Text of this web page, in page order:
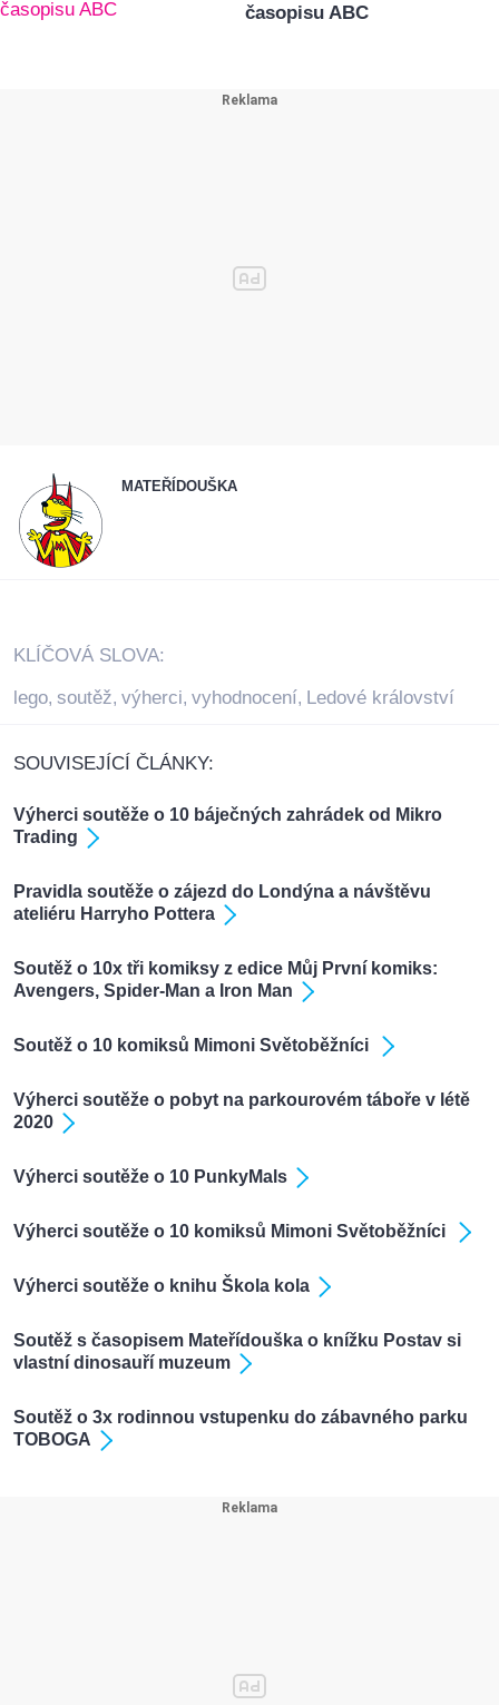
časopisu ABC
MATEŘÍDOUŠKA
KLÍČOVÁ SLOVA:
lego, soutěž, výherci, vyhodnocení, Ledové království
SOUVISEJÍCÍ ČLÁNKY:
Výherci soutěže o 10 báječných zahrádek od Mikro
Trading
Pravidla soutěže o zájezd do Londýna a návštěvu
ateliéru Harryho Pottera
Soutěž o 10x tři komiksy z edice Můj První komiks:
Avengers, Spider-Man a Iron Man
Soutěž o 10 komiksů Mimoni Světoběžníci
Výherci soutěže o pobyt na parkourovém táboře v létě
2020
Výherci soutěže o 10 PunkyMals
Výherci soutěže o 10 komiksů Mimoni Světoběžníci
Výherci soutěže o knihu Škola kola
Soutěž s časopisem Mateřídouška o knížku Postav si
vlastní dinosauří muzeum
Soutěž o 3x rodinnou vstupenku do zábavného parku
TOBOGA